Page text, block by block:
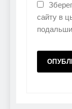
сайту в